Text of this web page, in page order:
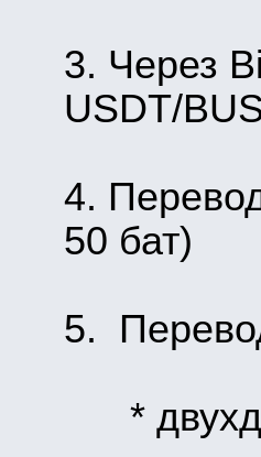
3. Через
USDT/
4.
50 бат)
5.
*